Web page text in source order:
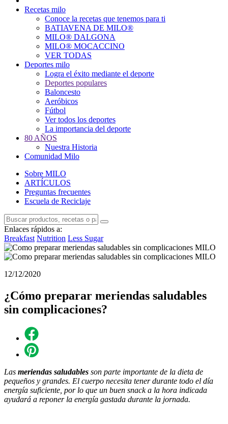
Recetas milo
Conoce la recetas que tenemos para ti
BATIAVENA DE MILO®
MILO® DALGONA
MILO® MOCACCINO
VER TODAS
Deportes milo
Logra el éxito mediante el deporte
Deportes populares
Baloncesto
Aeróbicos
Fútbol
Ver todos los deportes
La importancia del deporte
80 AÑOS
Nuestra Historia
Comunidad Milo
Sobre MILO
ARTÍCULOS
Preguntas frecuentes
Escuela de Reciclaje
Enlaces rápidos a:
Breakfast Nutrition Less Sugar
12/12/2020
¿Cómo preparar meriendas saludables
sin complicaciones?
Las meriendas saludables son parte importante de la dieta de
pequeños y grandes. El cuerpo necesita tener durante todo el día
energía suficiente, por lo que un buen snack a la hora indicada
ayudará a reponer la energía gastada durante la jornada.